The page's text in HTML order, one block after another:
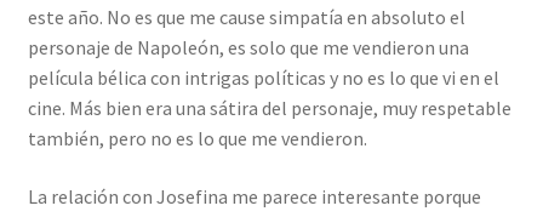
este año. No es que me cause simpatía en absoluto el
personaje de Napoleón, es solo que me vendieron una
película bélica con intrigas políticas y no es lo que vi en el
cine. Más bien era una sátira del personaje, muy respetable
también, pero no es lo que me vendieron.
La relación con Josefina me parece interesante porque